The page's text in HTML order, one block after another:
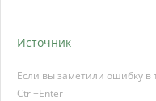
Источник
Если вы заметили ошибку в
Ctrl+Enter